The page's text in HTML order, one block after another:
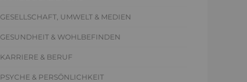
GESELLSCHAFT, UMWELT & MEDIEN
GESUNDHEIT & WOHLBEFINDEN
KARRIERE & BERUF
PSYCHE & PERSÖNLICHKEIT